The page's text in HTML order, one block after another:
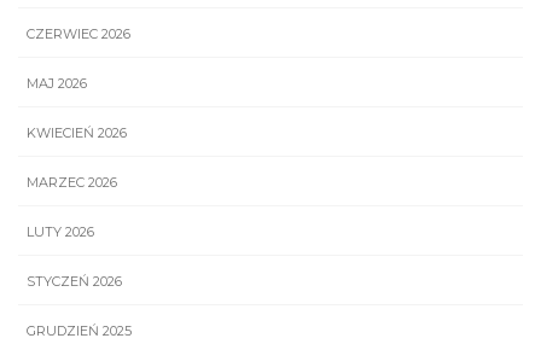
CZERWIEC 2026
MAJ 2026
KWIECIEŃ 2026
MARZEC 2026
LUTY 2026
STYCZEŃ 2026
GRUDZIEŃ 2025